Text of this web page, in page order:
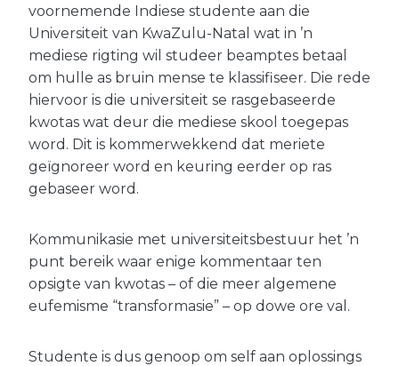
voornemende Indiese studente aan die
Universiteit van KwaZulu-Natal wat in ’n
mediese rigting wil studeer beamptes betaal
om hulle as bruin mense te klassifiseer. Die rede
hiervoor is die universiteit se rasgebaseerde
kwotas wat deur die mediese skool toegepas
word. Dit is kommerwekkend dat meriete
geïgnoreer word en keuring eerder op ras
gebaseer word.
Kommunikasie met universiteitsbestuur het ’n
punt bereik waar enige kommentaar ten
opsigte van kwotas – of die meer algemene
eufemisme “transformasie” – op dowe ore val.
Studente is dus genoop om self aan oplossings